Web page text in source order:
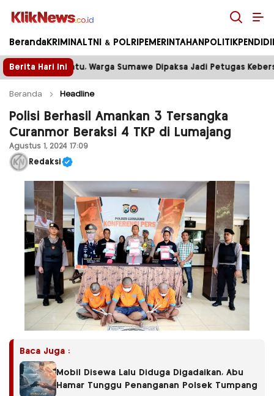
Kliknews.co.id
Beranda KRIMINAL TNI & POLRI PEMERINTAHAN POLITIK
Berita Hari IniDipaksa Jadi Petugas Kebersihan Tower
Beranda Headline
Polisi Berhasil Amankan 3 Tersangka
Curanmor Beraksi 4 TKP di Lumajang
Agustus 1, 2024 17:09
Redaksi
Baca Juga :
Mobil Disewa Lalu Diduga Digadaikan, Abu
Hamar Tunggu Penanganan Polsek Tumpang